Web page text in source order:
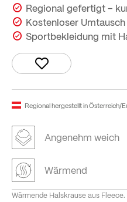
Regional gefertigt –
Kostenloser
Sportbekleidung mit
Regional hergestellt in Österreich/
Angenehm weich
Wärmend
Wärmende Halskrause aus Fleece.